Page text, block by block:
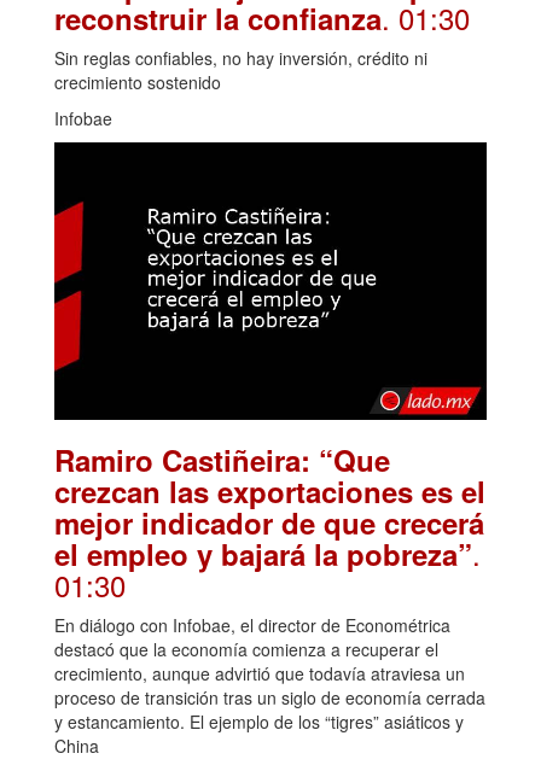
reconstruir la confianza. 01:30
Sin reglas confiables, no hay inversión, crédito ni
crecimiento sostenido
Infobae
Ramiro Castiñeira: “Que
crezcan las exportaciones es el
mejor indicador de que crecerá
el empleo y bajará la pobreza”.
01:30
En diálogo con Infobae, el director de Econométrica
destacó que la economía comienza a recuperar el
crecimiento, aunque advirtió que todavía atraviesa un
proceso de transición tras un siglo de economía cerrada
y estancamiento. El ejemplo de los “tigres” asiáticos y
China